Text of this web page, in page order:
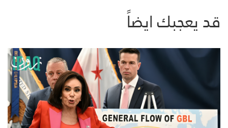
قد يعجبك ايضاً